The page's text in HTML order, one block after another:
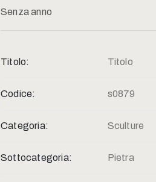
Senza anno
Titolo: Titolo
Codice: s0879
Categoria: Sculture
Sottocategoria: Pietra